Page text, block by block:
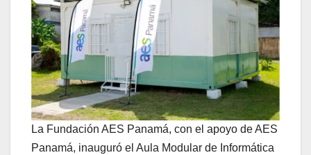
La Fundación AES Panamá, con el apoyo de AES
Panamá, inauguró el Aula Modular de Informática